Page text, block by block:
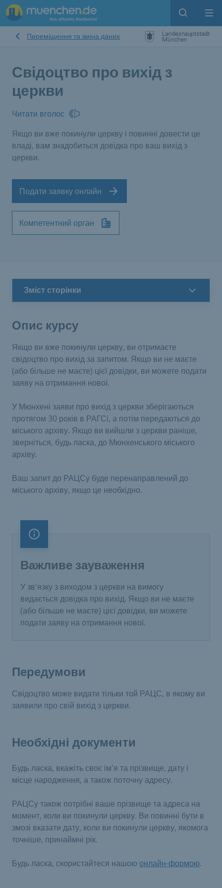
Open
Переміщення та зміна даних
Свідоцтво про вихід з
церкви
Читати вголос
Якщо ви вже покинули церкву і повинні довести це
владі, вам знадобиться довідка про ваш вихід з
церкви.
Подати заявку онлайн
Компетентний орган
Зміст сторінки
Опис курсу
Якщо ви вже покинули церкву, ви отримаєте
свідоцтво про вихід за запитом. Якщо ви не маєте
(або більше не маєте) цієї довідки, ви можете подати
заяву на отримання нової.
У Мюнхені заяви про вихід з церкви зберігаються
протягом 30 років в РАГСі, а потім передаються до
міського архіву. Якщо ви вийшли з церкви раніше,
зверніться, будь ласка, до Мюнхенського міського
архіву.
Ваш запит до РАЦСу буде перенаправлений до
міського архіву, якщо це необхідно.
Важливе зауваження
Важливе зауваження
У зв'язку з виходом з церкви на вимогу
видається довідка про вихід. Якщо ви не маєте
(або більше не маєте) цієї довідки, ви можете
подати заяву на отримання нової.
Передумови
Свідоцтво може видати тільки той РАЦС, в якому ви
заявили про свій вихід з церкви.
Необхідні документи
Будь ласка, вкажіть своє ім'я та прізвище, дату і
місце народження, а також поточну адресу.
РАЦСу також потрібні ваше прізвище та адреса на
момент, коли ви покинули церкву. Ви повинні бути в
змозі вказати дату, коли ви покинули церкву, якомога
точніше, принаймні рік.
Будь ласка, скористайтеся нашою онлайн-формою.